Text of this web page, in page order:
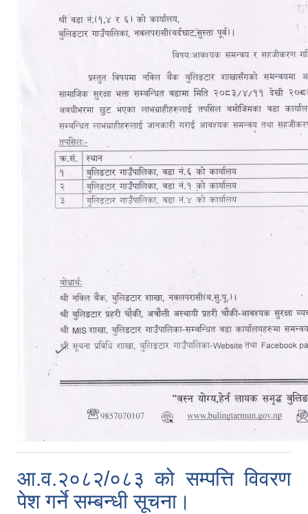
आ.व.२०८२/०८३ को सम्पत्ति विवरण
पेश गर्ने सम्बन्धी सूचना।